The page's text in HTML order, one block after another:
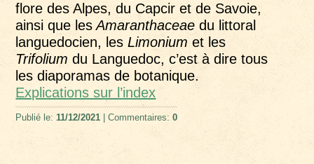
flore des Alpes, du Capcir et de Savoie,
ainsi que lesAmaranthaceaedu littoral
languedocien, lesLimonium et les
Trifoliumdu Languedoc, c’est à dire tous
les diaporamas de botanique.
Explications sur l’index
Publié le:11/12/2021 | Commentaires:0